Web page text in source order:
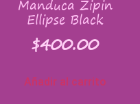
Manduca Zipin
Ellipse Black
$400.00
Añadir al carrito